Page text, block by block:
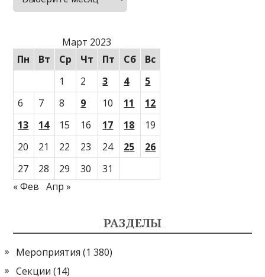
Март 2023
Пн
Вт Ср Чт Пт Сб
Вс
1
2 3 4
5
6
7 8 9 10 11
12
13
14 15 16 17 18
19
20
21 22 23 24 25
26
27
28 29 30
31
« Фев
Апр »
РАЗДЕЛЫ
Мероприятия (1 380)
Секции (14)